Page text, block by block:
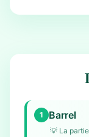
1 Barrel
💡 La